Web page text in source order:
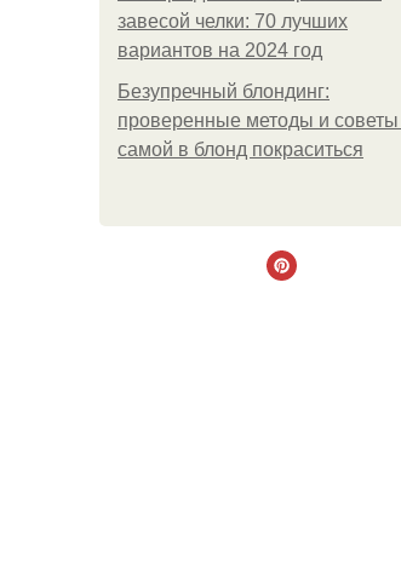
завесой челки: 70 лучших
вариантов на 2024 год
Безупречный блондинг:
проверенные методы и советы
самой в блонд покраситься